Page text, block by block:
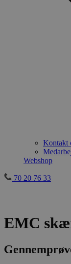
Kontakt
Webshop
70 20 76 33
EMC